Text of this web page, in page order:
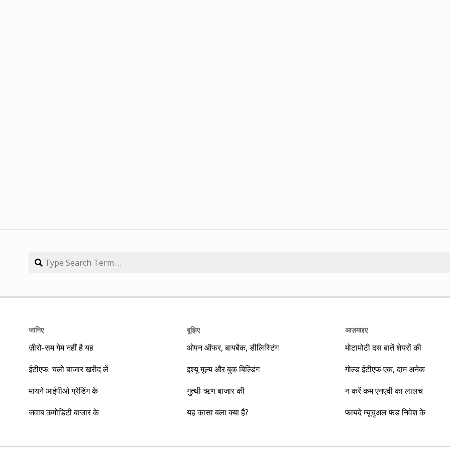
जानिए
ज़ीरो-सम गेम नहीं है यह
ईटीएफ: चलो बाजार खरीद लें
मायने आईपीओ ग्रेडिंग के
जवाब कमोडिटी बाजार के
बूझिए
ओपन ऑफर, बायबैक, डीलिस्टिंग
इश्यू मूल्य और बुक बिल्डिंग
गुत्थी ऋण बाजार की
यह कासा बला क्या है?
आज़माइए
मोटामोटी दस बातें शेयरों की
गोल्ड ईटीएफ एक, दाम अनेक
न करें कम एनएवी का लालच
फायदे म्यूचुअल फंड निवेश के